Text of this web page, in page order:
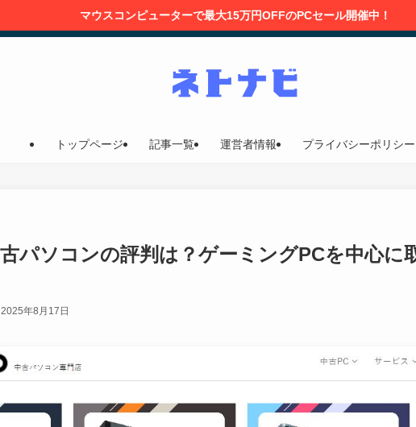
マウスコンピューターで最大15万円OFFのPCセール開催中！
トップページ 記事一覧 運営者情報 プライバシーポリシー
パソコンの評判は？ゲーミングPCを中心に
2025年8月17日